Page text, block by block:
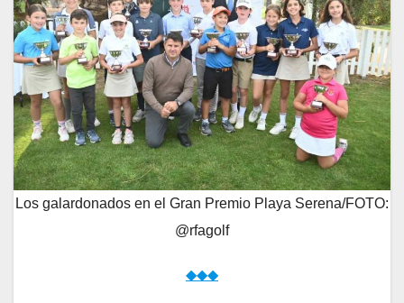
Los galardonados en el Gran Premio Playa Serena/FOTO:
@rfagolf
◆◆◆